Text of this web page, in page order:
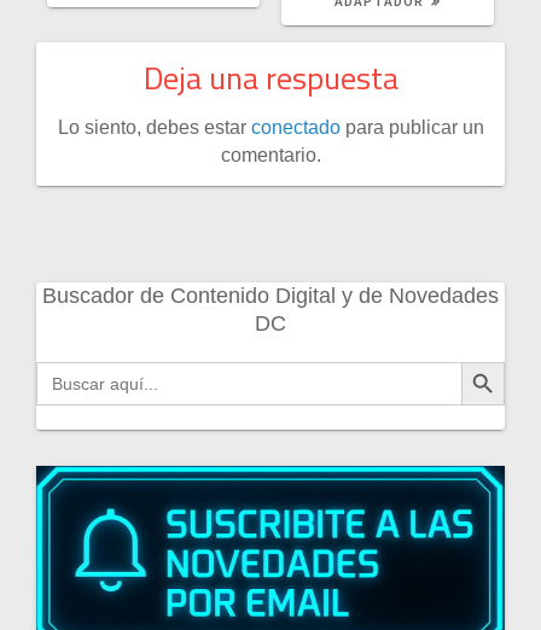
Deja una respuesta
Lo siento, debes estar conectadopara publicar un
comentario.
Buscador de Contenido Digital y de Novedades
DC
Buscar: Botón de búsqueda